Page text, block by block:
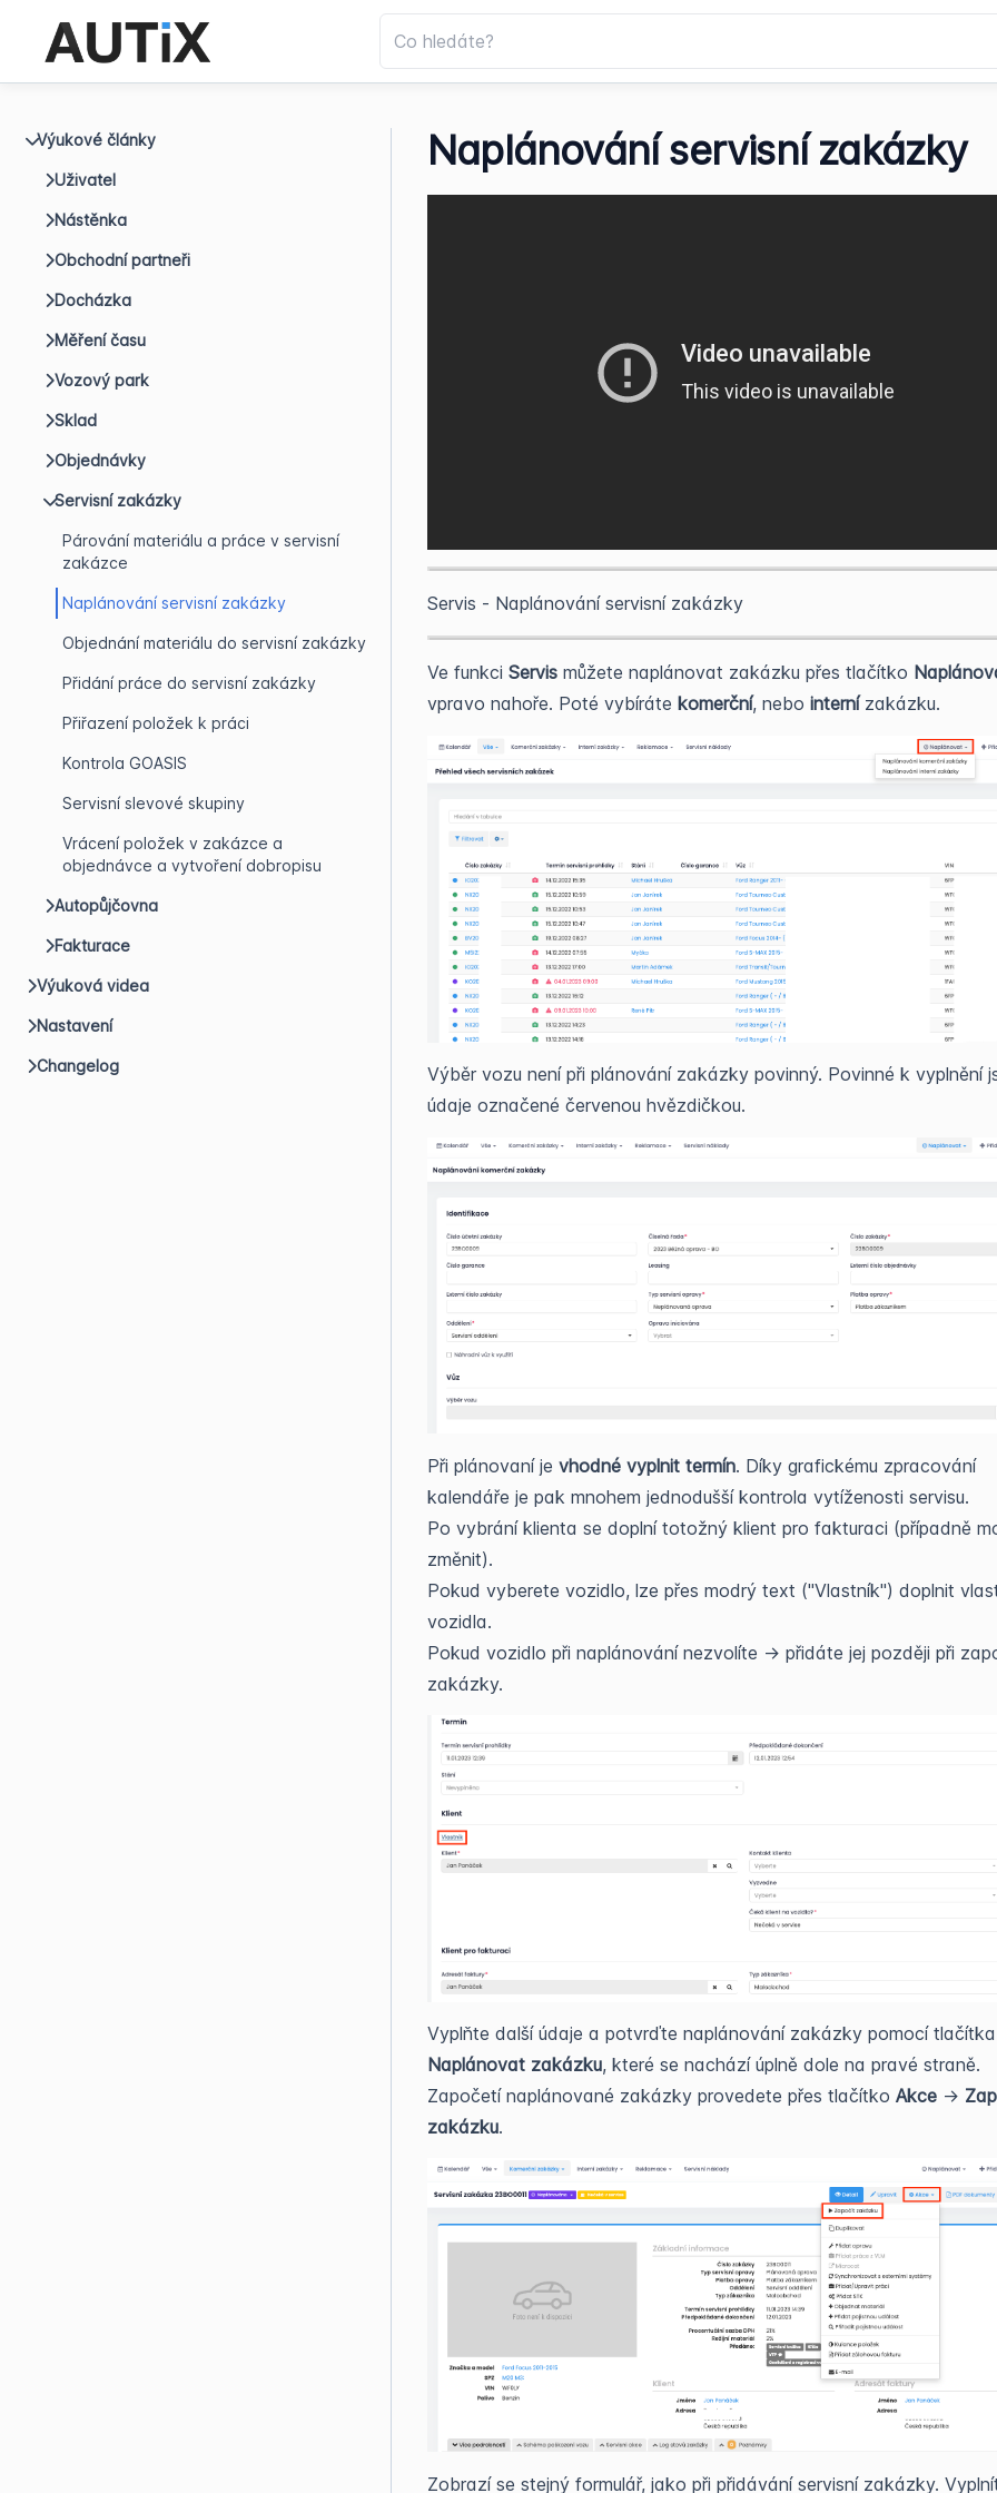
Výukové články
Uživatel
Nástěnka
Obchodní partneři
Docházka
Měření času
Vozový park
Sklad
Objednávky
Servisní zakázky
Párování materiálu a práce v servisní
zakázce
Naplánování servisní zakázky
Objednání materiálu do servisní zakázky
Přidání práce do servisní zakázky
Přiřazení položek k práci
Kontrola GOASIS
Servisní slevové skupiny
Vrácení položek v zakázce a
objednávce a vytvoření dobropisu
Autopůjčovna
Fakturace
Výuková videa
Nastavení
Changelog
Naplánování servisní zakázky
Servis - Naplánování servisní zakázky
Ve funkci Servis můžete naplánovat zakázku přes tlačítko
vpravo nahoře. Poté vybíráte komerční, nebo internízakázku.
Výběr vozu není při plánování zakázky povinný. Povinné k vyplnění
údaje označené červenou hvězdičkou.
Při plánovaní je vhodné vyplnit termín. Díky grafickému zpracování
kalendáře je pak mnohem jednodušší kontrola vytíženosti servisu.
Po vybrání klienta se doplní totožný klient pro fakturaci (případně
změnit).
Pokud vyberete vozidlo, lze přes modrý text ("Vlastník") doplnit
vozidla.
Pokud vozidlo při naplánování nezvolíte -> přidáte jej později při
zakázky.
Vyplňte další údaje a potvrďte naplánování zakázky pomocí tlačítka
Naplánovat zakázku, které se nachází úplně dole na pravé straně.
Započetí naplánované zakázky provedete přes tlačítko Akce ->
zakázku.
Zobrazí se stejný formulář, jako při přidávání servisní zakázky.